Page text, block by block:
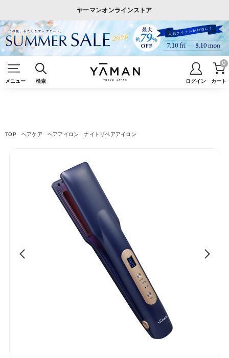
ヤーマンオンラインストア
メニュー 検索 ログイン カート
0
TOP ヘアケア ヘアアイロン ナイトリペアアイロン